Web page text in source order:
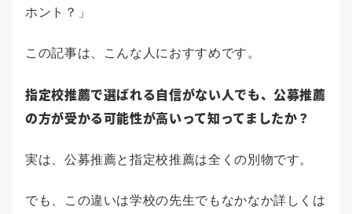
ホント？」
この記事は、こんな人におすすめです。
指定校推薦で選ばれる自信がない人でも、公募推薦
の方が受かる可能性が高いって知ってましたか？
実は、公募推薦と指定校推薦は全くの別物です。
でも、この違いは学校の先生でもなかなか詳しくは